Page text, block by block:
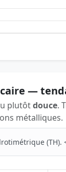
—
plutôtdouce.
métalliques.
(TH).